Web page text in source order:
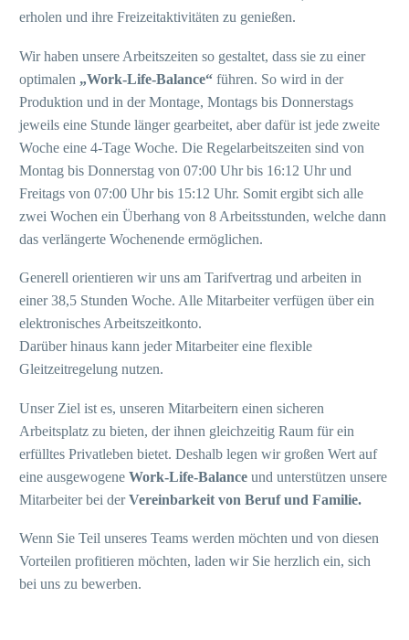
erholen und ihre Freizeitaktivitäten zu genießen.
Wir haben unsere Arbeitszeiten so gestaltet, dass sie zu einer
optimalen „Work-Life-Balance“ führen. So wird in der
Produktion und in der Montage, Montags bis Donnerstags
jeweils eine Stunde länger gearbeitet, aber dafür ist jede zweite
Woche eine 4-Tage Woche. Die Regelarbeitszeiten sind von
Montag bis Donnerstag von 07:00 Uhr bis 16:12 Uhr und
Freitags von 07:00 Uhr bis 15:12 Uhr. Somit ergibt sich alle
zwei Wochen ein Überhang von 8 Arbeitsstunden, welche dann
das verlängerte Wochenende ermöglichen.
Generell orientieren wir uns am Tarifvertrag und arbeiten in
einer 38,5 Stunden Woche. Alle Mitarbeiter verfügen über ein
elektronisches Arbeitszeitkonto.
Darüber hinaus kann jeder Mitarbeiter eine flexible
Gleitzeitregelung nutzen.
Unser Ziel ist es, unseren Mitarbeitern einen sicheren
Arbeitsplatz zu bieten, der ihnen gleichzeitig Raum für ein
erfülltes Privatleben bietet. Deshalb legen wir großen Wert auf
eine ausgewogene Work-Life-Balance und unterstützen unsere
Mitarbeiter bei derVereinbarkeit von Beruf und Familie.
Wenn Sie Teil unseres Teams werden möchten und von diesen
Vorteilen profitieren möchten, laden wir Sie herzlich ein, sich
bei uns zu bewerben.